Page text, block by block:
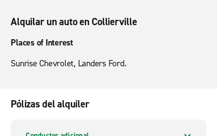
Alquilar un auto en Collierville
Places of Interest
Sunrise Chevrolet, Landers Ford.
Pólizas del alquiler